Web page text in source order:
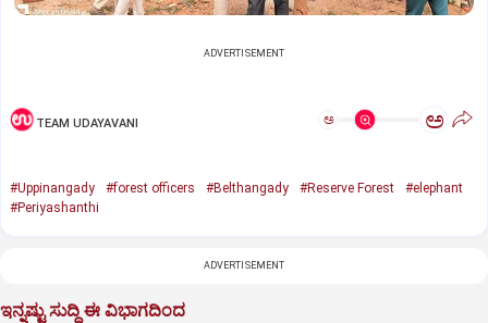
ADVERTISEMENT
TEAM UDAYAVANI ಅ ಅ
#Uppinangady #forest officers #Belthangady #Reserve Forest
#elephant
#Periyashanthi
ADVERTISEMENT
ಇನ್ನಷ್ಟು ಸುದ್ದಿ ಈ ವಿಭಾಗದಿಂದ